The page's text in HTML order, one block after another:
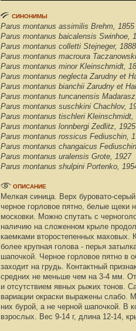
СИНОНИМЫ
Parus montanus assimilis Brehm, 1855
Parus montanus baicalensis Swinhoe,
Parus montanus colletti Stejneger, 1888
Parus montanus macroura
Parus montanus minor Kleinschmidt,
Parus montanus neglecta Zarudny et
Parus montanus bianchii Zarudny et
Parus montanus tuncanensis
Parus montanus suschkini Chachlov,
Parus montanus tischleri Kleinschmidt,
Parus montanus lonnbergi Zedlitz, 1925
Parus montanus rossicus Fediuschin,
Parus montanus changaicus
Parus montanus uralensis Grote, 1927
Parus montanus shulpini Portenko,
ОПИСАНИЕ
Мелкая синица. Верх буровато-
черное горловое пятно, белые щеки
московки. Можно спутать с
наличию на сложенном крыле
каемками второстепенных маховых.
более крупная голова - перья
шапочкой. Черное горловое пятно в
заходит на грудь. Контактный
средних не меньше чем на 3-4 мм. От
и отсутствием явных рыжих тонов.
вариации окраски выражены слабо.
них бурой, а не черной шапочкой. В
взрослых. Вес 9-14 г, длина 12-14,